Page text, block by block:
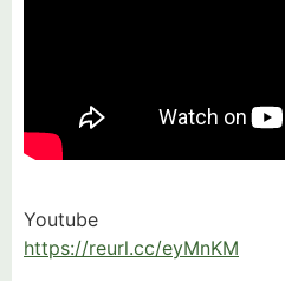
Youtube
https://reurl.cc/eyMnKM